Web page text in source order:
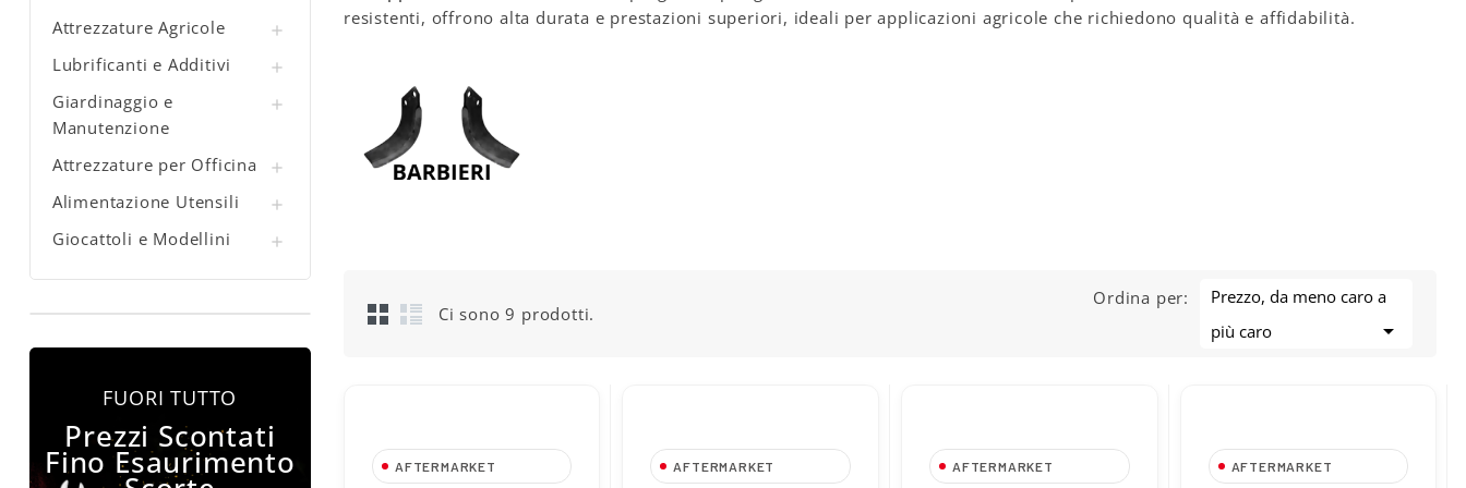
Attrezzature Agricole 
Lubrificanti e Additivi 
Giardinaggio e
Manutenzione

Attrezzature per Officina 
Alimentazione Utensili 
Giocattoli e Modellini 
FUORI TUTTO
Prezzi Scontati
Fino Esaurimento
resistenti, offrono alta durata e prestazioni superiori, ideali per applicazioni agricole che richiedono qualità e affidabilità.
Ci sono 9 prodotti.
Ordina per:
Prezzo, da meno caro a
più caro

AFTERMARKET AFTERMARKET AFTERMARKET AFTERMARKET